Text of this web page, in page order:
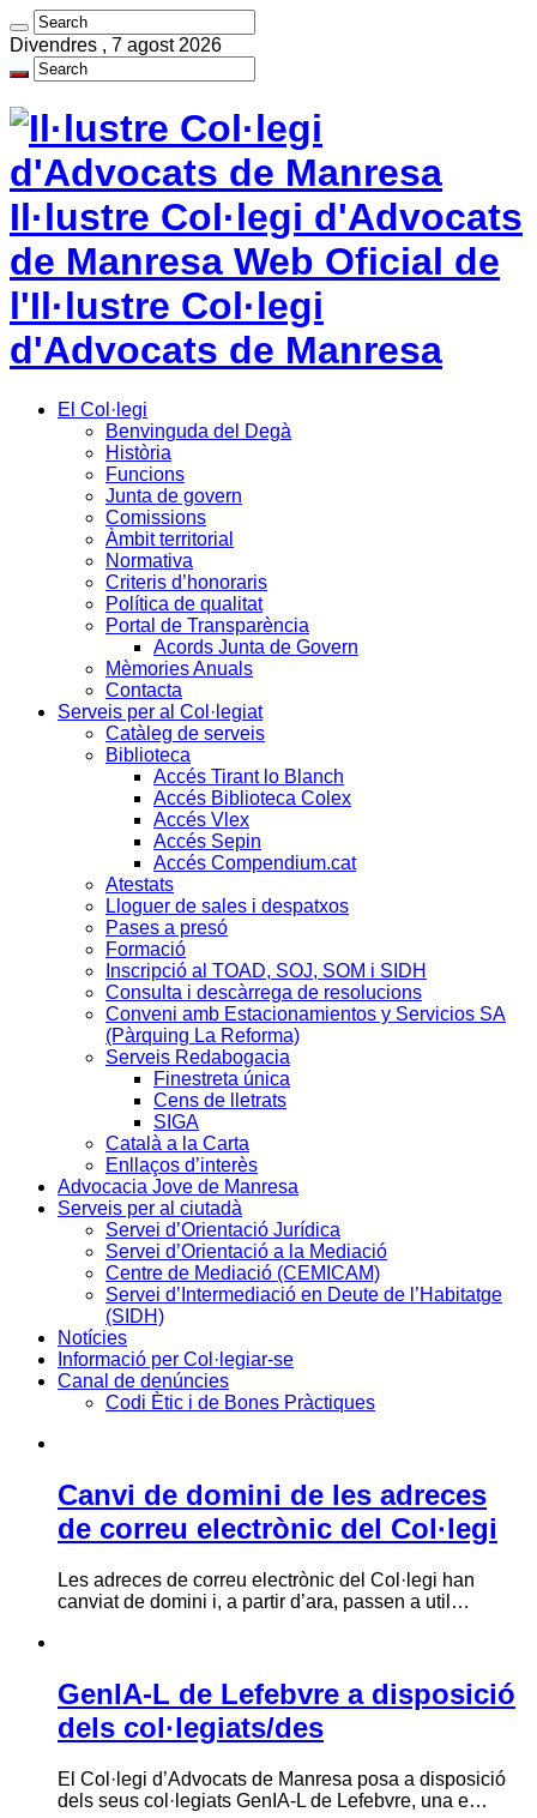
Divendres , 7 agost 2026
Il·lustre Col·legi d'Advocats
de Manresa Web Oficial de
l'Il·lustre Col·legi
d'Advocats de Manresa
El Col·legi
Benvinguda del Degà
Història
Funcions
Junta de govern
Comissions
Àmbit territorial
Normativa
Criteris d’honoraris
Política de qualitat
Portal de Transparència
Acords Junta de Govern
Mèmories Anuals
Contacta
Serveis per al Col·legiat
Catàleg de serveis
Biblioteca
Accés Tirant lo Blanch
Accés Biblioteca Colex
Accés Vlex
Accés Sepin
Accés Compendium.cat
Atestats
Lloguer de sales i despatxos
Pases a presó
Formació
Inscripció al TOAD, SOJ, SOM i SIDH
Consulta i descàrrega de resolucions
Conveni amb Estacionamientos y Servicios SA
(Pàrquing La Reforma)
Serveis Redabogacia
Finestreta única
Cens de lletrats
SIGA
Català a la Carta
Enllaços d’interès
Advocacia Jove de Manresa
Serveis per al ciutadà
Servei d’Orientació Jurídica
Servei d’Orientació a la Mediació
Centre de Mediació (CEMICAM)
Servei d’Intermediació en Deute de l’Habitatge
(SIDH)
Notícies
Informació per Col·legiar-se
Canal de denúncies
Codi Ètic i de Bones Pràctiques
Canvi de domini de les adreces
de correu electrònic del Col·legi
Les adreces de correu electrònic del Col·legi han
canviat de domini i, a partir d’ara, passen a util…
GenIA-L de Lefebvre a disposició
dels col·legiats/des
El Col·legi d’Advocats de Manresa posa a disposició
dels seus col·legiats GenIA-L de Lefebvre, una e…